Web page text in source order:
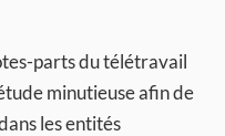
parts du télétravail
minutieuse afin de
les entités